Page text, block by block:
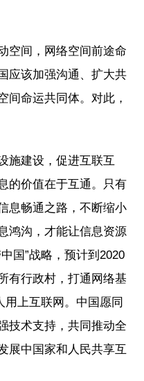
空间，网络空间前途命
应该加强沟通、扩大共
间命运共同体。对此，
施建设，促进互联互
的价值在于互通。只有
息畅通之路，不断缩小
鸿沟，才能让信息资源
国”战略，预计到2020
有行政村，打通网络基
用上互联网。中国愿同
技术支持，共同推动全
展中国家和人民共享互